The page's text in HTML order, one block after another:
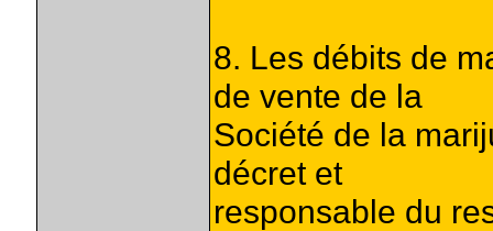
8. Les débits de
de vente de la
Société de la
décret et
responsable du